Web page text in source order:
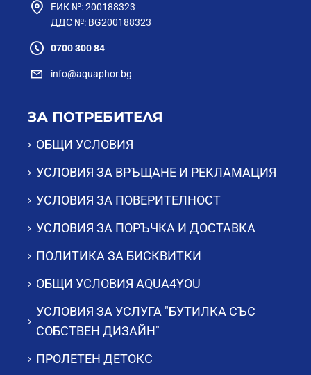
ЕИК №: 200188323
ДДС №: BG200188323
0700 300 84
info@aquaphor.bg
ЗА ПОТРЕБИТЕЛЯ
ОБЩИ УСЛОВИЯ
УСЛОВИЯ ЗА ВРЪЩАНЕ И РЕКЛАМАЦИЯ
УСЛОВИЯ ЗА ПОВЕРИТЕЛНОСТ
УСЛОВИЯ ЗА ПОРЪЧКА И ДОСТАВКА
ПОЛИТИКА ЗА БИСКВИТКИ
ОБЩИ УСЛОВИЯ AQUA4YOU
УСЛОВИЯ ЗА УСЛУГА "БУТИЛКА СЪС
СОБСТВЕН ДИЗАЙН"
ПРОЛЕТЕН ДЕТОКС